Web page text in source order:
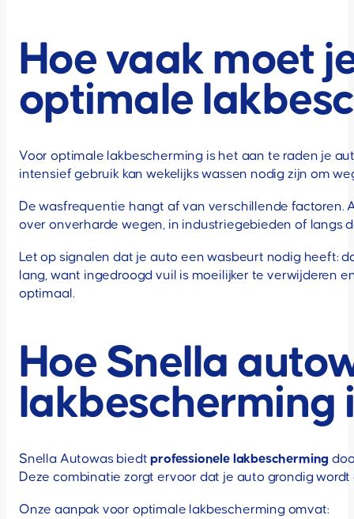
Hoe vaak moet
optimale
Voor optimale lakbescherming is het aan te raden je
intensief gebruik kan wekelijks wassen nodig zijn om
De wasfrequentie hangt af van verschillende factoren.
over onverharde wegen, in industriegebieden of langs
Let op signalen dat je auto een wasbeurt nodig heeft:
lang, want ingedroogd vuil is moeilijker te verwijderen
optimaal.
Hoe Snella
lakbescherming
Snella Autowas biedtprofessionele lakbescherming
Deze combinatie zorgt ervoor dat je auto grondig
Onze aanpak voor optimale lakbescherming omvat: